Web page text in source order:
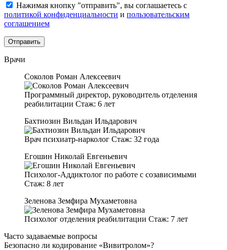
Нажимая кнопку "отправить", вы соглашаетесь с
политикой конфиденциальности и пользовательским
соглашением
Врачи
Соколов Роман Алексеевич
Программный директор, руководитель отделения
реабилитации Стаж: 6 лет
Бахтиозин Вильдан Ильдарович
Врач психиатр-нарколог Стаж: 32 года
Егошин Николай Евгеньевич
Психолог-Аддиктолог по работе с созависимыми
Стаж: 8 лет
Зеленова Земфира Мухаметовна
Психолог отделения реабилитации Стаж: 7 лет
Часто задаваемые вопросы
Безопасно ли кодирование «Вивитролом»?